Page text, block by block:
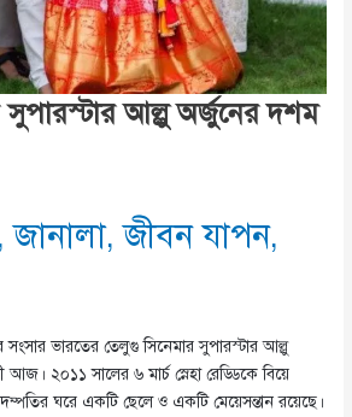
আল্লু অর্জুনের দশম
জানালা,জীবন যাপন,
সংসার ভারতের তেলুগু সিনেমার সুপারস্টার আল্লু
আজ। ২০১১ সালের ৬ মার্চ স্নেহা রেড্ডিকে বিয়ে
ঘরে একটি ছেলে ও একটি মেয়েসন্তান রয়েছে।